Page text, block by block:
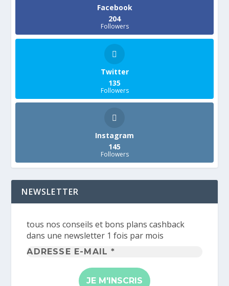
Facebook
204
Followers
Twitter
135
Followers
Instagram
145
Followers
NEWSLETTER
tous nos conseils et bons plans cashback
dans une newsletter 1 fois par mois
Adresse
mail
*